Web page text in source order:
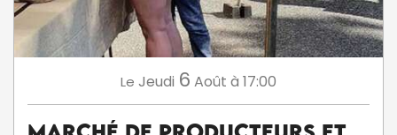
Le Jeudi 6 Août à 17:00